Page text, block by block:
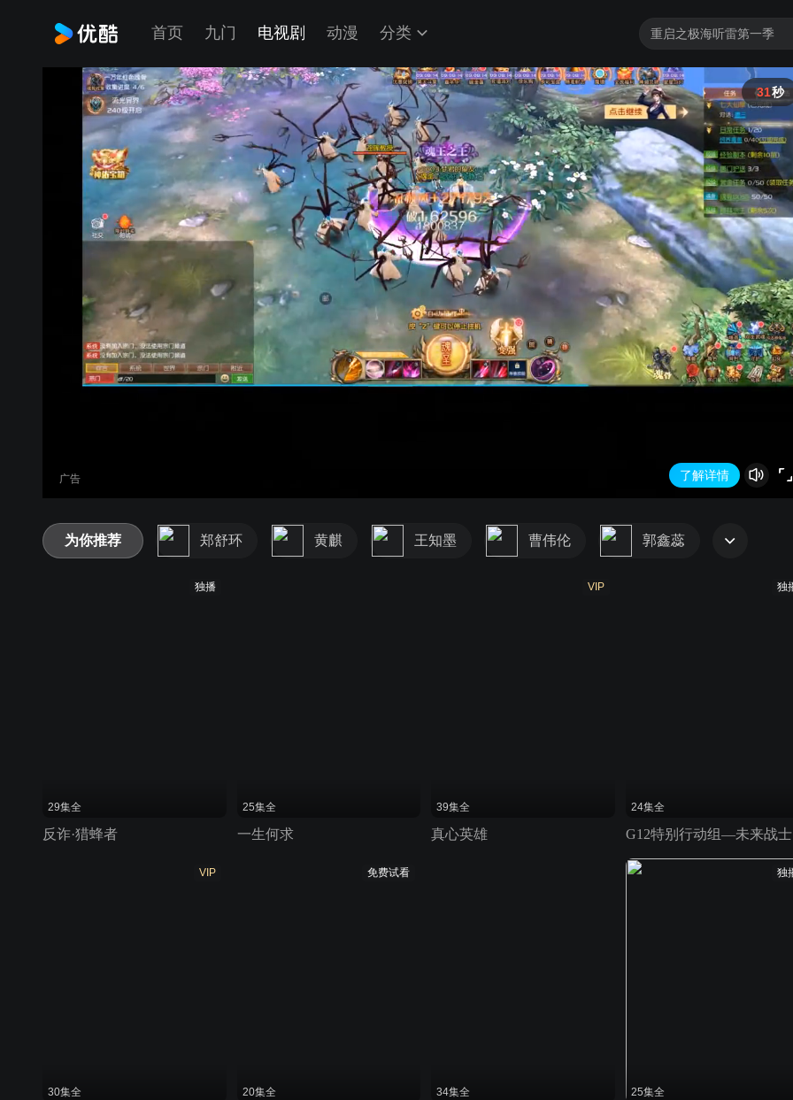
首页 九门 电视剧 动漫 分类
30秒
了解详情
广告
(优酷)网微剧备字(2024)第1228号
为你推荐 郑舒环 黄麒 王知墨 曹伟伦 郭鑫蕊
独播
29集全
反诈·猎蜂者
25集全
一生何求
VIP
39集全
真心英雄
独
24集全
G12特别行动组—未来战士
VIP
30集全
免费试看
20集全 34集全
独
25集全